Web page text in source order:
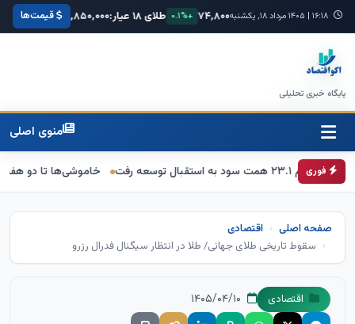
۱۶:۱۸ | ۱۴۰۵ مرداد ۱۸, یکشنبه +۰.۳% یورو:۷۴,۸۰۰ +۰.۱% طلای ۱۸ عیار: ۳,۸۵۰,۰۰۰ +۱.۲% سکه امامی:
قیمت‌ها
پایگاه خبری تحلیلی
منوی اصلی
فوری خاموشی‌ها تا دو هفته آینده به
صفحه اصلی
اقتصادی
سقوط تاریخی طلای جهانی/ طلا در انتظار سیگنال فدرال رزرو
اقتصادی